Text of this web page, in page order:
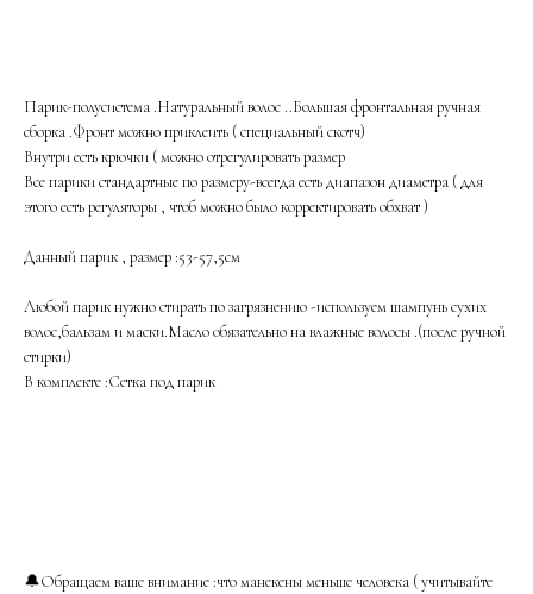
Парик-полусистема .Натуральный волос ..Большая фронтальная ручная
сборка .Фронт можно приклеить ( специальный скотч)
Внутри есть крючки ( можно отрегулировать размер
Все парики стандартные по размеру-всегда есть диапазон диаметра ( для
этого есть регуляторы , чтоб можно было корректировать обхват )
Данный парик , размер :53-57,5см
Любой парик нужно стирать по загрязнению -используем шампунь сухих
волос,бальзам и маски.Масло обязательно на влажные волосы .(после ручной
стирки)
В комплекте :Сетка под парик
🔔Обращаем ваше внимание :что манекены меньше человека ( учитывайте